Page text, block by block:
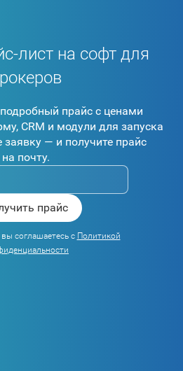
лист на софт для
прайс с ценами
CRM и модули для запуска
заявку — и получите прайс
на почту.
соглашаетесь с Политикой